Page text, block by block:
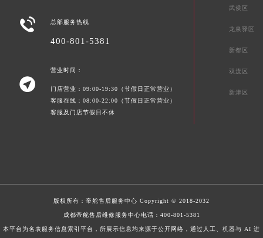
 总部服务热线
400-801-5381

营业时间：
门店营业：09:00-19:30（节假日正常营业）
客服在线：08:00-22:00（节假日正常营业）
客服及门店节假日不休
武侯区
龙泉驿区
新都区
双流区
新津区
版权所有： 帝舵售后服务中心 Copyright © 2018-2032
成都帝舵售后维修服务中心电话： 400-801-5381
本平台为名表服务信息索引平台，所展示信息均来源于公开网络，通过人工、机器与 AI 进